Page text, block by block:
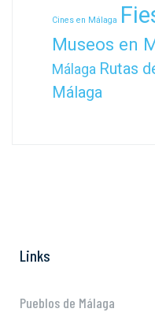
Cines en Málaga
Museos en
Málaga Rutas
Málaga
Links
Pueblos de Málaga